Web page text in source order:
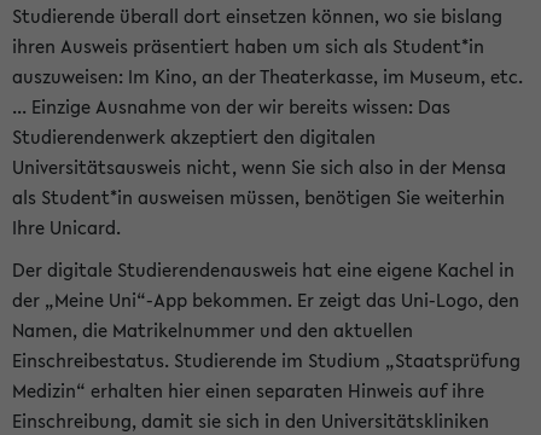
Studierende überall dort einsetzen können, wo sie bislang
ihren Ausweis präsentiert haben um sich als Student*in
auszuweisen: Im Kino, an der Theaterkasse, im Museum, etc.
... Einzige Ausnahme von der wir bereits wissen: Das
Studierendenwerk akzeptiert den digitalen
Universitätsausweis nicht, wenn Sie sich also in der Mensa
als Student*in ausweisen müssen, benötigen Sie weiterhin
Ihre Unicard.
Der digitale Studierendenausweis hat eine eigene Kachel in
der „Meine Uni“-App bekommen. Er zeigt das Uni-Logo, den
Namen, die Matrikelnummer und den aktuellen
Einschreibestatus. Studierende im Studium „Staatsprüfung
Medizin“ erhalten hier einen separaten Hinweis auf ihre
Einschreibung, damit sie sich in den Universitätskliniken